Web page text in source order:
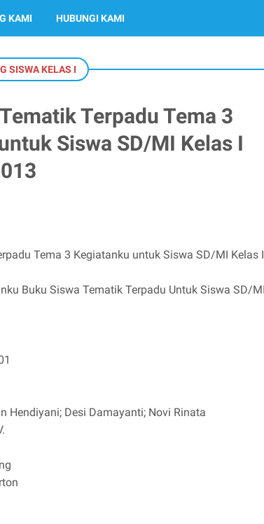
KAMI HUBUNGI KAMI
SISWA KELAS I
Terpadu Tema 3
Siswa SD/MI Kelas I
Tema 3 Kegiatanku untuk Siswa SD/MI Kelas I
Buku Siswa Tematik Terpadu Untuk Siswa SD/
Hendiyani; Desi Damayanti; Novi Rinata